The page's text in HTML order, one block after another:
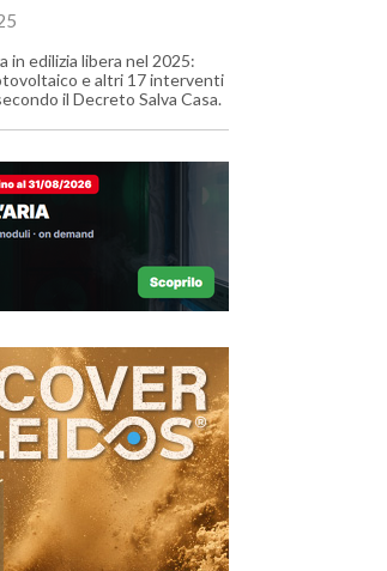
in edilizia libera nel 2025:
e altri 17 interventi
il Decreto Salva Casa.